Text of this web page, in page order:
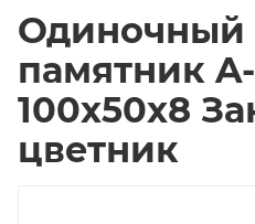
Одиночный
памятник
100х50х8
цветник